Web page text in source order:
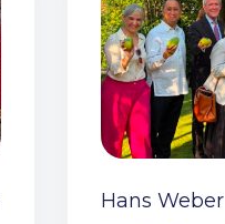
Hans Weber